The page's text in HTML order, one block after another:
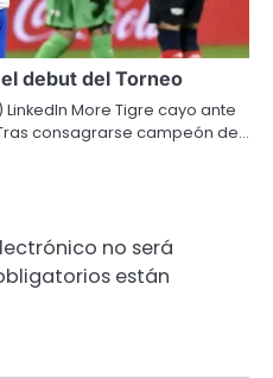
debut del Torneo
More Tigre cayo ante
consagrarse campeón de…
no será
están